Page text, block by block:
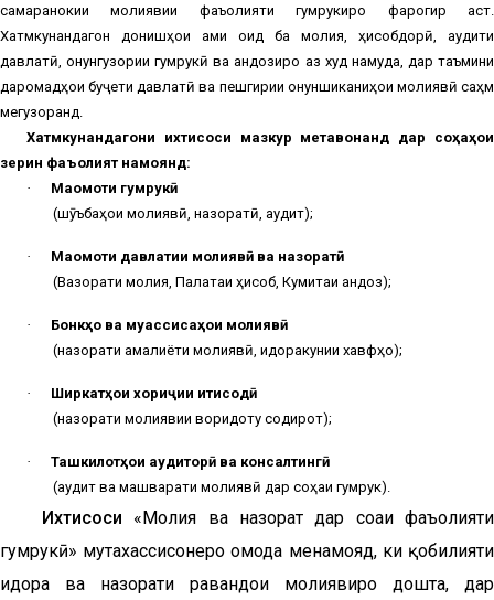
самаранокии молиявии фаъолияти гумрукиро фарогир аст.
Хатмкунандагон донишҳои амиқ оид ба молия, ҳисобдорӣ, аудити
давлатӣ, қонунгузории гумрукӣ ва андозиро аз худ намуда, дар таъмини
даромадҳои буҷети давлатӣ ва пешгирии қонуншиканиҳои молиявӣ саҳм
мегузоранд.
Хатмкунандагони ихтисоси мазкур метавонанд дар соҳаҳои
зерин фаъолият намоянд:
·
Мақомоти гумрукӣ
(шӯъбаҳои молиявӣ, назоратӣ, аудит);
·
Мақомоти давлатии молиявӣ ва назоратӣ
(Вазорати молия, Палатаи ҳисоб, Кумитаи андоз);
·
Бонкҳо ва муассисаҳои молиявӣ
(назорати амалиёти молиявӣ, идоракунии хавфҳо);
·
Ширкатҳои хориҷии иқтисодӣ
(назорати молиявии воридоту содирот);
·
Ташкилотҳои аудиторӣ ва консалтингӣ
(аудит ва машварати молиявӣ дар соҳаи гумрук).
Ихтисоси «Молия ва назорат дар соҳаи фаъолияти
гумрукӣ» мутахассисонеро омода менамояд, ки қобилияти
идора ва назорати равандҳои молиявиро дошта, дар